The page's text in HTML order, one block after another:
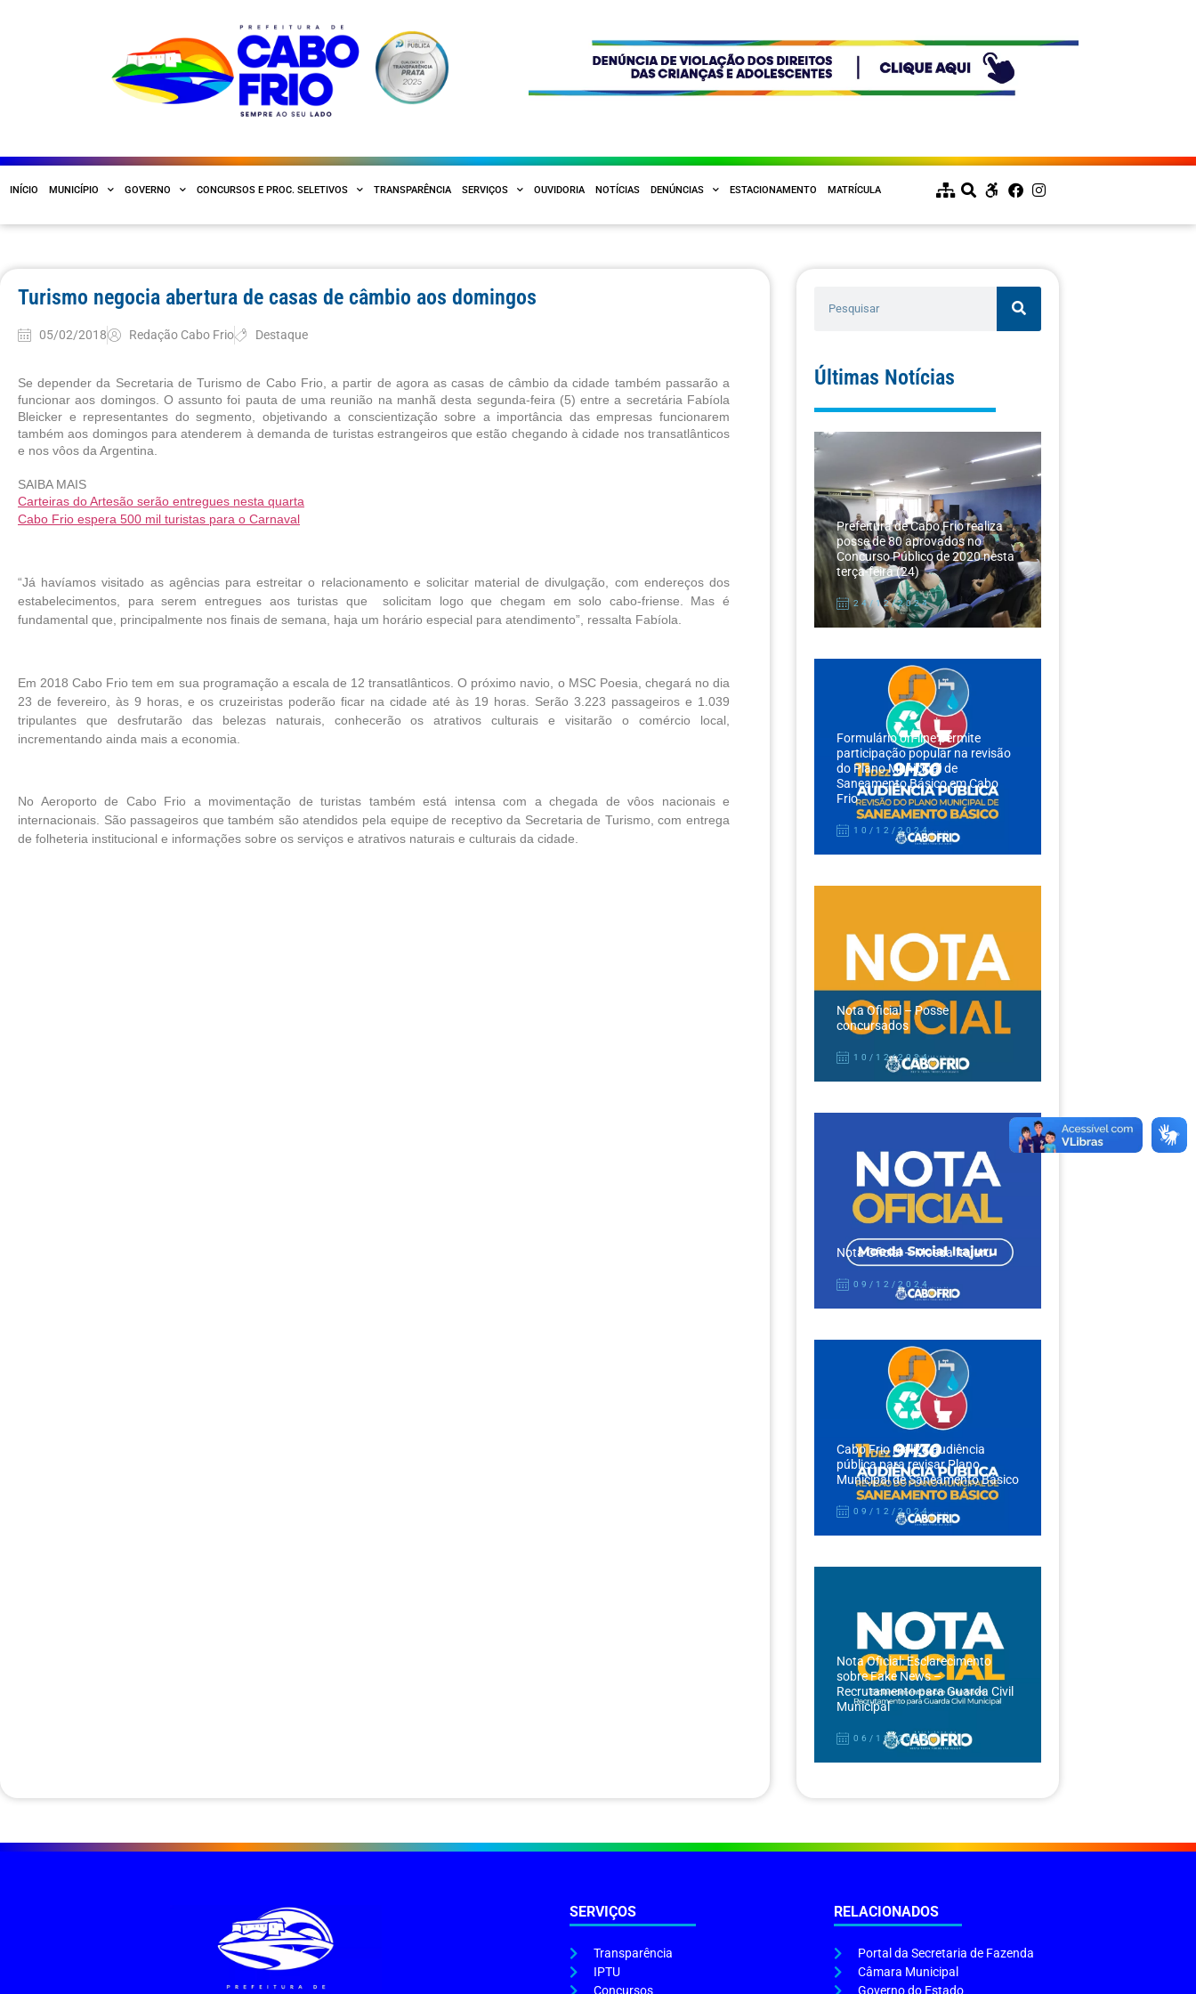
INÍCIO MUNICÍPIO GOVERNO CONCURSOS E PROC. SELETIVOS TRANSPARÊNCIA SERVIÇOS OUVIDORIA NOTÍCIAS DENÚNCIAS ESTACIONAMENTO MATRÍCULA
Turismo negocia abertura de casas de câmbio aos domingos
05/02/2018 Redação Cabo Frio Destaque
Se depender da Secretaria de Turismo de Cabo Frio, a partir de agora as casas de câmbio da cidade também passarão a
funcionar aos domingos. O assunto foi pauta de uma reunião na manhã desta segunda-feira (5) entre a secretária Fabíola
Bleicker e representantes do segmento, objetivando a conscientização sobre a importância das empresas funcionarem
também aos domingos para atenderem à demanda de turistas estrangeiros que estão chegando à cidade nos transatlânticos
e nos vôos da Argentina.
SAIBA MAIS
Carteiras do Artesão serão entregues nesta quarta
Cabo Frio espera 500 mil turistas para o Carnaval
“Já havíamos visitado as agências para estreitar o relacionamento e solicitar material de divulgação, com endereços dos
estabelecimentos, para serem entregues aos turistas que solicitam logo que chegam em solo cabo-friense. Mas é
fundamental que, principalmente nos finais de semana, haja um horário especial para atendimento”, ressalta Fabíola.
Em 2018 Cabo Frio tem em sua programação a escala de 12 transatlânticos. O próximo navio, o MSC Poesia, chegará no dia
23 de fevereiro, às 9 horas, e os cruzeiristas poderão ficar na cidade até às 19 horas. Serão 3.223 passageiros e 1.039
tripulantes que desfrutarão das belezas naturais, conhecerão os atrativos culturais e visitarão o comércio local,
incrementando ainda mais a economia.
No Aeroporto de Cabo Frio a movimentação de turistas também está intensa com a chegada de vôos nacionais e
internacionais. São passageiros que também são atendidos pela equipe de receptivo da Secretaria de Turismo, com entrega
de folheteria institucional e informações sobre os serviços e atrativos naturais e culturais da cidade.
Últimas Notícias
Prefeitura de Cabo Frio realiza
posse de 80 aprovados no
Concurso Público de 2020 nesta
terça-feira (24)
24/12/2024
Formulário on-line permite
participação popular na revisão
do Plano Municipal de
Saneamento Básico em Cabo
Frio
10/12/2024
Nota Oficial – Posse
concursados
10/12/2024
Nota Oficial – Moeda Itajuru
09/12/2024
Cabo Frio realiza audiência
pública para revisar Plano
Municipal de Saneamento Básico
09/12/2024
Nota Oficial: Esclarecimento
sobre Fake News –
Recrutamento para Guarda Civil
Municipal
06/12/2024
SERVIÇOS
Transparência
IPTU
Concursos
RELACIONADOS
Portal da Secretaria de Fazenda
Câmara Municipal
Governo do Estado